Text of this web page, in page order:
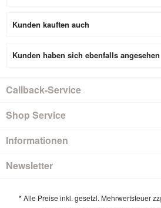
Kunden kauften auch
Kunden haben sich ebenfalls angesehen
Callback-Service
Shop Service
Informationen
Newsletter
* Alle Preise inkl. gesetzl. Mehrwertsteuer